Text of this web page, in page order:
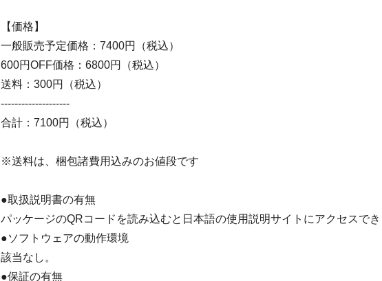
【価格】
一般販売予定価格：7400円（税込）
600円OFF価格：6800円（税込）
送料：300円（税込）
--------------------
合計：7100円（税込）
※送料は、梱包諸費用込みのお値段です
●取扱説明書の有無
パッケージのQRコードを読み込むと日本語の使用説明サイトにアクセスで
●ソフトウェアの動作環境
該当なし。
●保証の有無